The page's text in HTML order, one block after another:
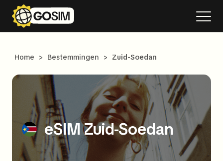
Home > Bestemmingen > Zuid-Soedan
eSIM Zuid-Soedan